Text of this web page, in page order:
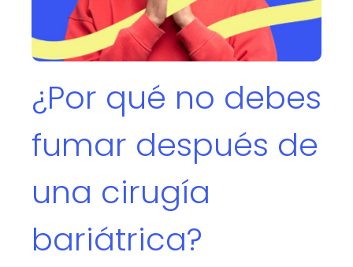
¿Por qué no debes
fumar después de
una cirugía
bariátrica?